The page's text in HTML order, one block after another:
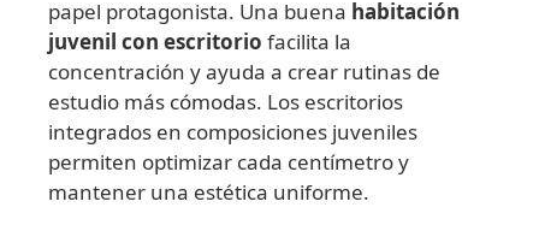
papel protagonista. Una buena habitación
juvenil con escritorio facilita la
concentración y ayuda a crear rutinas de
estudio más cómodas. Los escritorios
integrados en composiciones juveniles
permiten optimizar cada centímetro y
mantener una estética uniforme.